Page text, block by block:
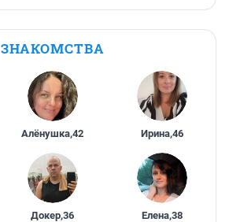
ЗНАКОМСТВА
Алёнушка,42 Ирина,46
Докер,36 Елена,38